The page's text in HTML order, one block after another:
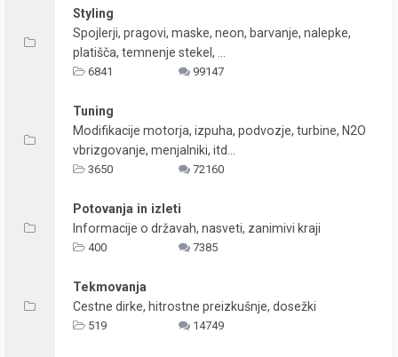
Styling
Spojlerji, pragovi, maske, neon, barvanje, nalepke,
platišča, temnenje stekel, ...
6841 99147
Tuning
Modifikacije motorja, izpuha, podvozje, turbine, N2O
vbrizgovanje, menjalniki, itd...
3650 72160
Potovanja in izleti
Informacije o državah, nasveti, zanimivi kraji
400 7385
Tekmovanja
Cestne dirke, hitrostne preizkušnje, dosežki
519 14749